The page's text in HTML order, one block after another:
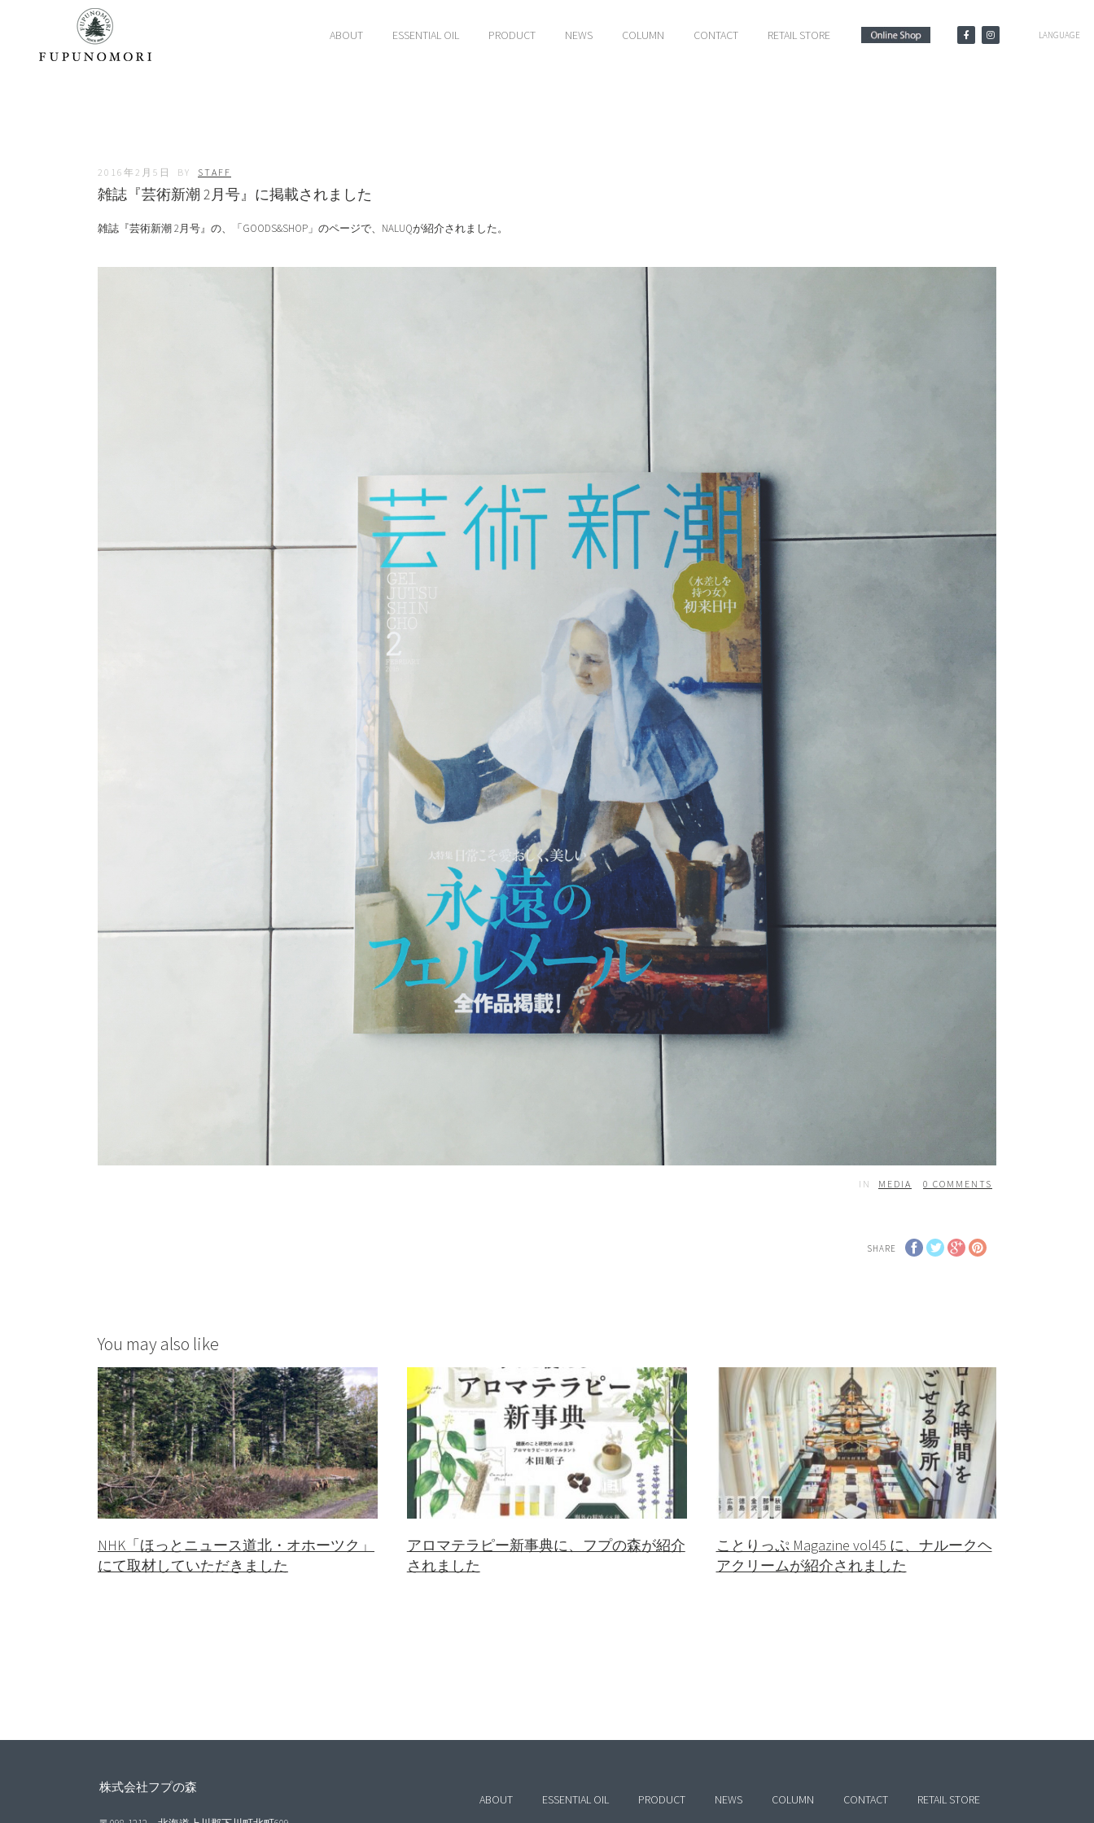
ABOUT ESSENTIAL OIL PRODUCT NEWS COLUMN CONTACT RETAIL STORE LANGUAGE
2016年2月5日 BY STAFF
雑誌『芸術新潮 2月号』に掲載されました
雑誌『芸術新潮 2月号』の、「GOODS&SHOP」のページで、NALUQが紹介されました。
IN MEDIA 0 COMMENTS
SHARE
You may also like
NHK「ほっとニュース道北・オホーツク」
にて取材していただきました
アロマテラピー新事典に、フプの森が紹介
されました
ことりっぷ Magazine vol45 に、ナルークヘ
アクリームが紹介されました
株式会社フプの森
ABOUT ESSENTIAL OIL PRODUCT NEWS COLUMN CONTACT RETAIL STORE